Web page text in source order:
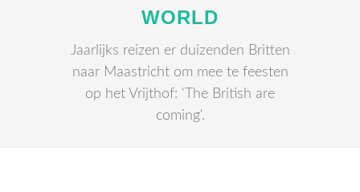
WORLD
Jaarlijks reizen er duizenden Britten
naar Maastricht om mee te feesten
op het Vrijthof: 'The British are
coming'.